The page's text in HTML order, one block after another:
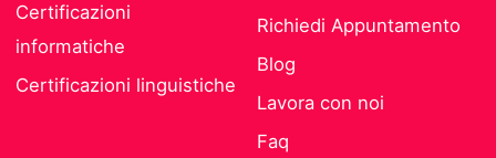
Certificazioni
informatiche
Certificazioni linguistiche
Richiedi Appuntamento
Blog
Lavora con noi
Faq